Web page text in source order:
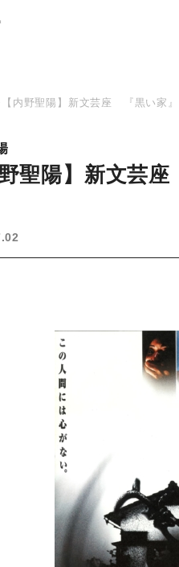
【内野聖陽】新文芸座 『黒い家
野聖陽】新文芸